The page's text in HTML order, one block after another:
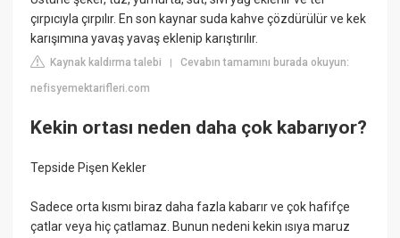
çırpıcıyla çırpılır. En son kaynar suda kahve çözdürülür ve kek
karışımına yavaş yavaş eklenip karıştırılır.
Kaynak kaldırma talebi |Cevabın tamamını burada okuyun:
nefisyemektarifleri.com
Kekin ortası neden daha çok kabarıyor?
Tepside Pişen Kekler
Sadece orta kısmı biraz daha fazla kabarır ve çok hafifçe
çatlar veya hiç çatlamaz. Bunun nedeni kekin ısıya maruz